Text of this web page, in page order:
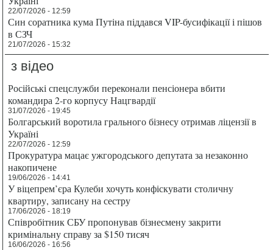
22/07/2026 - 12:59
Син соратника кума Путіна піддався VIP-бусифікації і пішов
в СЗЧ
21/07/2026 - 15:32
з відео
Російські спецслужби переконали пенсіонера вбити
командира 2-го корпусу Нацгвардії
31/07/2026 - 19:45
Болгарський воротила грального бізнесу отримав ліцензії в
Україні
22/07/2026 - 12:59
Прокуратура мацає ужгородського депутата за незаконно
накопичене
19/06/2026 - 14:41
У віцепрем’єра Кулеби хочуть конфіскувати столичну
квартиру, записану на сестру
17/06/2026 - 18:19
Співробітник СБУ пропонував бізнесмену закрити
кримінальну справу за $150 тисяч
16/06/2026 - 16:56